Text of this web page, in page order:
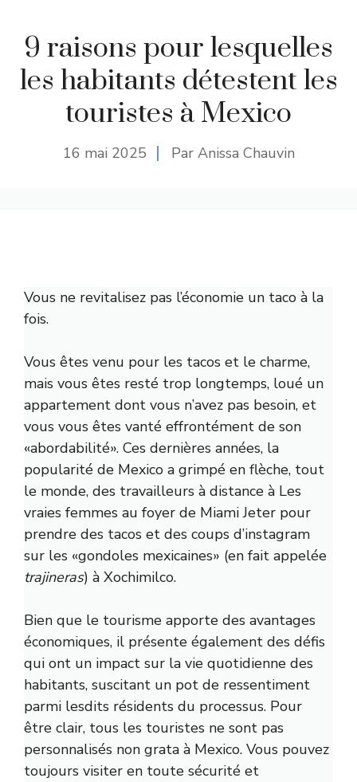
9 raisons pour lesquelles
les habitants détestent les
touristes à Mexico
16 mai 2025 Par Anissa Chauvin
Vous ne revitalisez pas l’économie un taco à la
fois.
Vous êtes venu pour les tacos et le charme,
mais vous êtes resté trop longtemps, loué un
appartement dont vous n’avez pas besoin, et
vous vous êtes vanté effrontément de son
«abordabilité». Ces dernières années, la
popularité de Mexico a grimpé en flèche, tout
le monde, des travailleurs à distance à Les
vraies femmes au foyer de MiamiJeter pour
prendre des tacos et des coups d’instagram
sur les «gondoles mexicaines» (en fait appelée
trajineras) à Xochimilco.
Bien que le tourisme apporte des avantages
économiques, il présente également des défis
qui ont un impact sur la vie quotidienne des
habitants, suscitant un pot de ressentiment
parmi lesdits résidents du processus. Pour
être clair, tous les touristes ne sont pas
personnalisés non grata à Mexico. Vous pouvez
toujours visiter en toute sécurité et